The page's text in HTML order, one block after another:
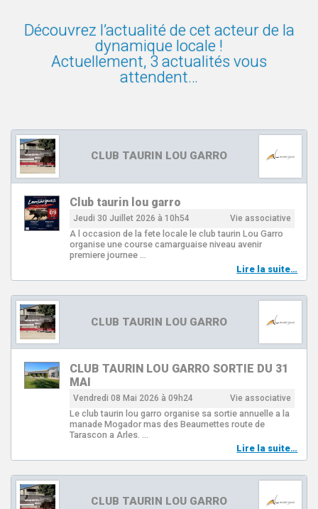
Découvrez l’actualité de cet acteur de la
dynamique locale !
Actuellement, 3 actualités vous
attendent…
CLUB TAURIN LOU GARRO
Club taurin lou garro
Jeudi 30 Juillet 2026 à 10h54 Vie associative
A l occasion de la fete locale le club taurin Lou Garro
organise une course camarguaise niveau avenir
premiere journee …
Lire la suite…
CLUB TAURIN LOU GARRO
CLUB TAURIN LOU GARRO SORTIE DU 31
MAI
Vendredi 08 Mai 2026 à 09h24 Vie associative
Le club taurin lou garro organise sa sortie annuelle a la
manade Mogador mas des Beaumettes route de
Tarascon a Arles. …
Lire la suite…
CLUB TAURIN LOU GARRO